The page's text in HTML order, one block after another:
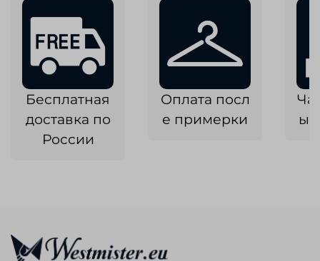
Бесплатная
доставка по
России
Оплата посл
е примерки